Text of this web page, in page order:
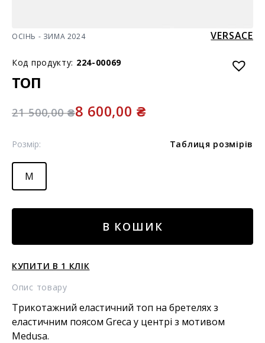
ОСІНЬ - ЗИМА 2024 VERSACE
Код продукту: 224-00069
ТОП
21 500,00₴8 600,00₴
Розмір: Таблиця розмірів
M
В КОШИК
КУПИТИ В 1 КЛІК
Опис товару
Трикотажний еластичний топ на бретелях з
еластичним поясом Greca у центрі з мотивом
Medusa.